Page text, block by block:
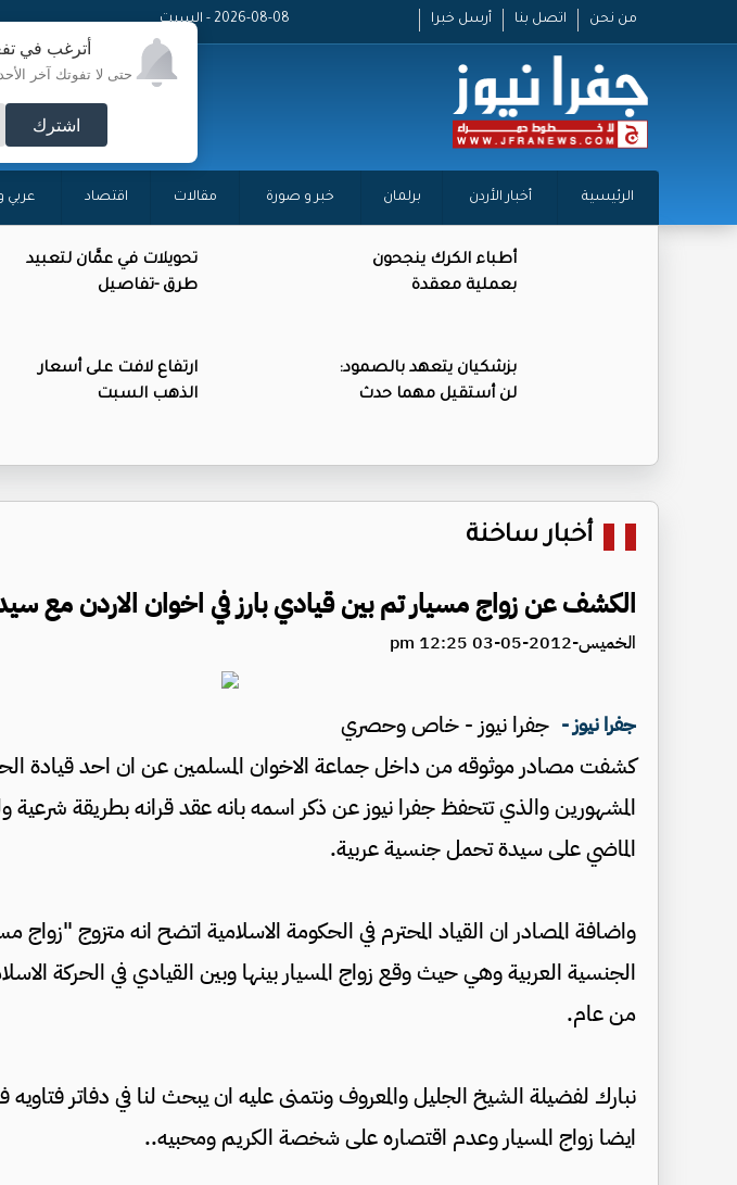
أترغب في
حتى لا تفوتك آخر
اشترك
من نحن اتصل بنا أرسل خبرا 2026-08-08 - السبت
الرئيسية أخبار الأردن برلمان خبر و صورة مقالات اقتصاد عربي
أطباء الكرك ينجحون
بعملية معقدة
تحويلات في عمَّان لتعبيد
طرق -تفاصيل
بزشكيان يتعهد بالصمود:
لن أستقيل مهما حدث
ارتفاع لافت على أسعار
الذهب السبت
أخبار ساخنة
الكشف عن زواج مسيار تم بين قيادي بارز في اخوان الاردن مع
الخميس-2012-05-03 12:25 pm
جفرا نيوز - جفرا نيوز - خاص وحصري
كشفت مصادر موثوقه من داخل جماعة الاخوان المسلمين عن ان احد قيادة
المشهورين والذي تتحفظ جفرا نيوز عن ذكر اسمه بانه عقد قرانه بطريقة شرعية
الماضي على سيدة تحمل جنسية عربية.
واضافة المصادر ان القياد المحترم في الحكومة الاسلامية اتضح انه متزوج
الجنسية العربية وهي حيث وقع زواج المسيار بينها وبين القيادي في الحركة
من عام.
نبارك لفضيلة الشيخ الجليل والمعروف ونتمنى عليه ان يبحث لنا في دفاتر فتاويه
ايضا زواج المسيار وعدم اقتصاره على شخصة الكريم ومحبيه..